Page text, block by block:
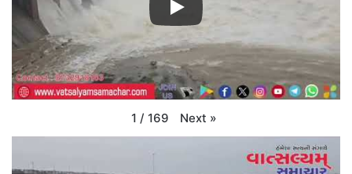
1 / 169 Next »